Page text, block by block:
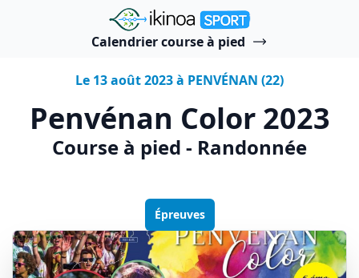
"Ikinoa Sport"
Calendrier course à pied
Le 13 août 2023 à PENVÉNAN (22)
Penvénan Color 2023
Course à pied - Randonnée
Épreuves